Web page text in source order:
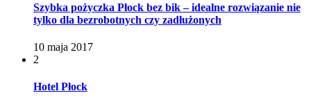
Szybka pożyczka Płock bez bik – idealne rozwiązanie nie
tylko dla bezrobotnych czy zadłużonych
10 maja 2017
2
Hotel Płock